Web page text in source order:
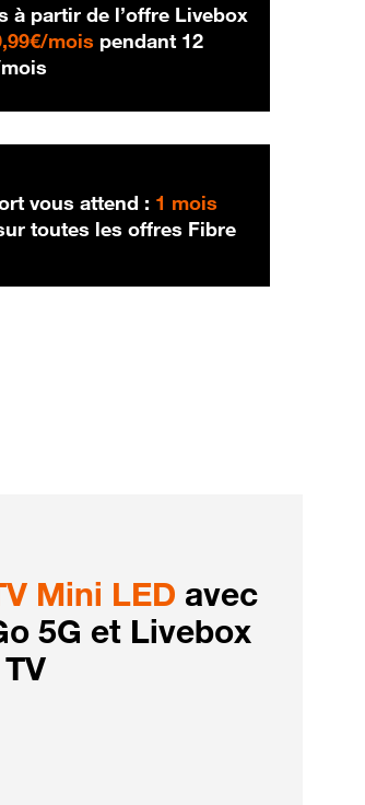
à partir de l’offre Livebox
mois 29,99 € par mois
pendant 12
vous attend : 1 mois
toutes les offres Fibre
Mini LED avec
5G et Livebox